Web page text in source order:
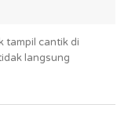
tampil cantik di
langsung